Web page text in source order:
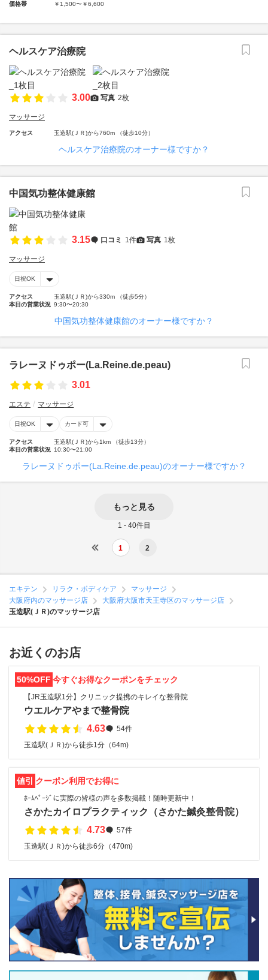
価格帯
￥1,500〜￥6,600
ヘルスケア治療院
3.00 写真 2枚
マッサージ
アクセス 玉造駅(ＪＲ)から760m （徒歩10分）
ヘルスケア治療院のオーナー様ですか？
中国気功整体健康館
3.15 口コミ 1件 写真 1枚
マッサージ
日祝OK
アクセス
玉造駅(ＪＲ)から330m （徒歩5分）
本日の営業状況 9:30〜20:30
中国気功整体健康館のオーナー様ですか？
ラレーヌドゥポー(La.Reine.de.peau)
3.01
エステ マッサージ
日祝OK カード可
アクセス
玉造駅(ＪＲ)から1km （徒歩13分）
本日の営業状況 10:30〜21:00
ラレーヌドゥポー(La.Reine.de.peau)のオーナー様ですか？
もっと見る
1 - 40件目
1 2
エキテン リラク・ボディケア
マッサージ
大阪府内のマッサージ店
大阪府大阪市天王寺区のマッサージ店
玉造駅(ＪＲ)のマッサージ店
お近くのお店
50%OFF 今すぐお得なクーポンをチェック
【JR玉造駅1分】クリニック提携のキレイな整骨院
ウエルケアやまで整骨院
4.63
54件
玉造駅(ＪＲ)から徒歩1分（64m)
値引 クーポン利用でお得に
ﾎｰﾑﾍﾟｰｼﾞに実際の皆様の声を多数掲載！随時更新中！
さかたカイロプラクティック（さかた鍼灸整骨院）
4.73
57件
玉造駅(ＪＲ)から徒歩6分（470m)